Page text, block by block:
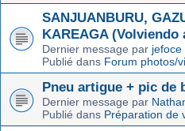
SANJUANBURU,
KAREAGA (Volviendo
Dernier message par jefoce
Publié dans Forum photos/
Pneu artigue + pic de
Dernier message par
Publié dans Préparation de